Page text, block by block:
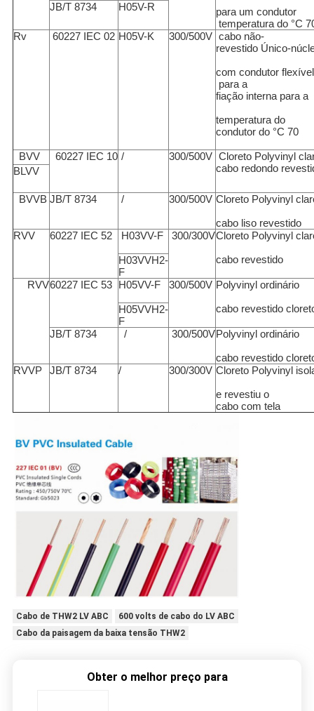
para um condutor
temperatura do °C
JB/T 8734 H05V-R
Rv 60227 IEC 02 H05V-K 300/500V cabo não-
revestido Único-
com condutor flexível
para a
fiação interna para a
temperatura do
condutor do °C 70
BVV 60227 IEC 10 / 300/500V Cloreto Polyvinyl
cabo redondo
BLVV
BVVB JB/T 8734 / 300/500V Cloreto Polyvinyl
cabo liso revestido
RVV
60227 IEC 52 H03VV-F 300/300VCloreto Polyvinyl
cabo revestido
H03VVH2-
F
RVV60227 IEC 53 H05VV-F 300/500V Polyvinyl ordinário
cabo revestido
H05VVH2-
F
JB/T 8734
/ 300/500VPolyvinyl ordinário
cabo revestido
RVVP
JB/T 8734 / 300/300V Cloreto Polyvinyl
e revestiu o
cabo com tela
Cabo de THW2 LV ABC
600 volts de cabo do LV ABC
Cabo da paisagem da baixa tensão THW2
Obter o melhor preço para